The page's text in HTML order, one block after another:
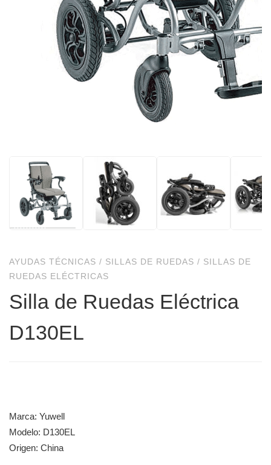
AYUDAS TÉCNICAS / SILLAS DE RUEDAS / SILLAS DE
RUEDAS ELÉCTRICAS
Silla de Ruedas Eléctrica
D130EL
Marca: Yuwell
Modelo: D130EL
Origen: China